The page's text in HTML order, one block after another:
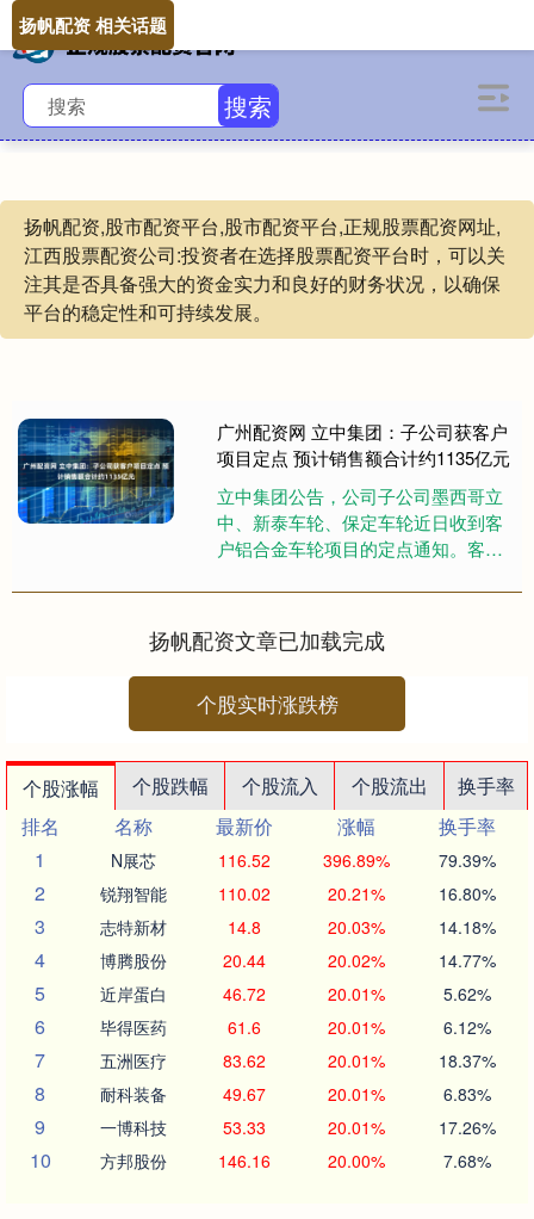
搜索
扬帆配资,股市配资平台,股市配资平台,正规股票配资网址,
江西股票配资公司:投资者在选择股票配资平台时，可以关
注其是否具备强大的资金实力和良好的财务状况，以确保
平台的稳定性和可持续发展。
扬帆配资 相关话题
广州配资网 立中集团：子公司获客户
项目定点 预计销售额合计约1135亿元
立中集团公告，公司子公司墨西哥立
中、新泰车轮、保定车轮近日收到客
户铝合金车轮项目的定点通知。客户1
月开始量产，项目生命周期....
扬帆配资文章已加载完成
个股实时涨跌榜
个股涨幅 个股跌幅 个股流入 个股流出
换手率
排名
名称 最新价 涨幅
换手率
1
N展芯 116.52 396.89% 79.39%
2 锐翔智能 110.02 20.21% 16.80%
3 志特新材 14.8 20.03% 14.18%
4 博腾股份 20.44 20.02% 14.77%
5 近岸蛋白 46.72 20.01% 5.62%
6 毕得医药 61.6 20.01% 6.12%
7 五洲医疗 83.62 20.01% 18.37%
8 耐科装备 49.67 20.01% 6.83%
9 一博科技 53.33 20.01% 17.26%
10 方邦股份 146.16 20.00% 7.68%